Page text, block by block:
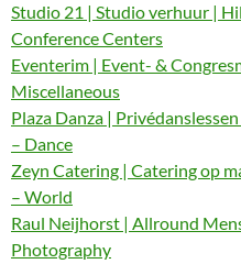
Studio 21 | Studio verhuur |
Conference Centers
Eventerim | Event- &
Miscellaneous
Plaza Danza |
– Dance
Zeyn Catering | Catering op
– World
Raul Neijhorst | Allround
Photography